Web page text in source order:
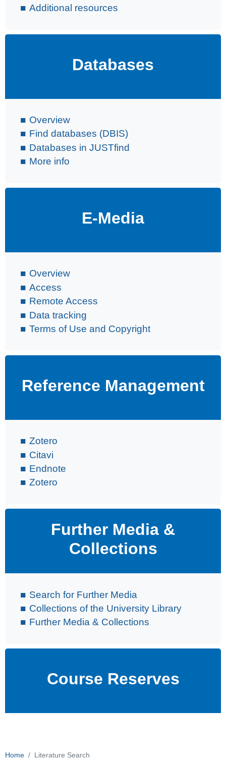
Additional resources
Databases
Overview
Find databases (DBIS)
Databases in JUSTfind
More info
E-Media
Overview
Access
Remote Access
Data tracking
Terms of Use and Copyright
Reference Management
Zotero
Citavi
Endnote
Zotero
Further Media &
Collections
Search for Further Media
Collections of the University Library
Further Media & Collections
Course Reserves
Home Literature Search